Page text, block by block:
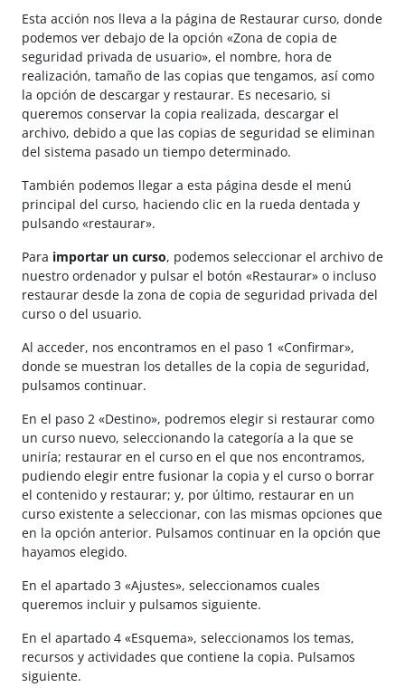
Esta acción nos lleva a la página de Restaurar curso, donde
podemos ver debajo de la opción «Zona de copia de
seguridad privada de usuario», el nombre, hora de
realización, tamaño de las copias que tengamos, así como
la opción de descargar y restaurar. Es necesario, si
queremos conservar la copia realizada, descargar el
archivo, debido a que las copias de seguridad se eliminan
del sistema pasado un tiempo determinado.
También podemos llegar a esta página desde el menú
principal del curso, haciendo clic en la rueda dentada y
pulsando «restaurar».
Para importar un curso, podemos seleccionar el archivo de
nuestro ordenador y pulsar el botón «Restaurar» o incluso
restaurar desde la zona de copia de seguridad privada del
curso o del usuario.
Al acceder, nos encontramos en el paso 1 «Confirmar»,
donde se muestran los detalles de la copia de seguridad,
pulsamos continuar.
En el paso 2 «Destino», podremos elegir si restaurar como
un curso nuevo, seleccionando la categoría a la que se
uniría; restaurar en el curso en el que nos encontramos,
pudiendo elegir entre fusionar la copia y el curso o borrar
el contenido y restaurar; y, por último, restaurar en un
curso existente a seleccionar, con las mismas opciones que
en la opción anterior. Pulsamos continuar en la opción que
hayamos elegido.
En el apartado 3 «Ajustes», seleccionamos cuales
queremos incluir y pulsamos siguiente.
En el apartado 4 «Esquema», seleccionamos los temas,
recursos y actividades que contiene la copia. Pulsamos
siguiente.